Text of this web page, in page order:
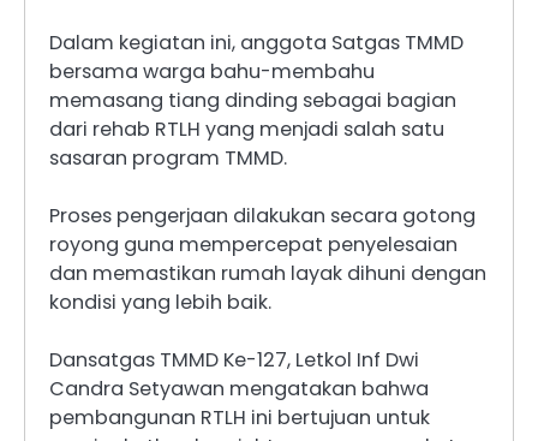
Dalam kegiatan ini, anggota Satgas TMMD
bersama warga bahu-membahu
memasang tiang dinding sebagai bagian
dari rehab RTLH yang menjadi salah satu
sasaran program TMMD.
Proses pengerjaan dilakukan secara gotong
royong guna mempercepat penyelesaian
dan memastikan rumah layak dihuni dengan
kondisi yang lebih baik.
Dansatgas TMMD Ke-127, Letkol Inf Dwi
Candra Setyawan mengatakan bahwa
pembangunan RTLH ini bertujuan untuk